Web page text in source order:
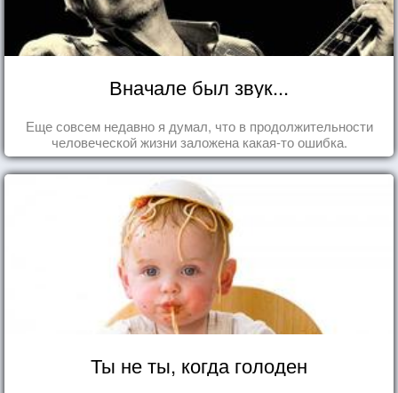
Вначале был звук...
Еще совсем недавно я думал, что в продолжительности
человеческой жизни заложена какая-то ошибка.
Ты не ты, когда голоден